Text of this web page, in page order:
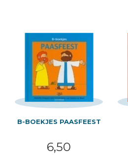
B-BOEKJES PAASFEEST
6,50